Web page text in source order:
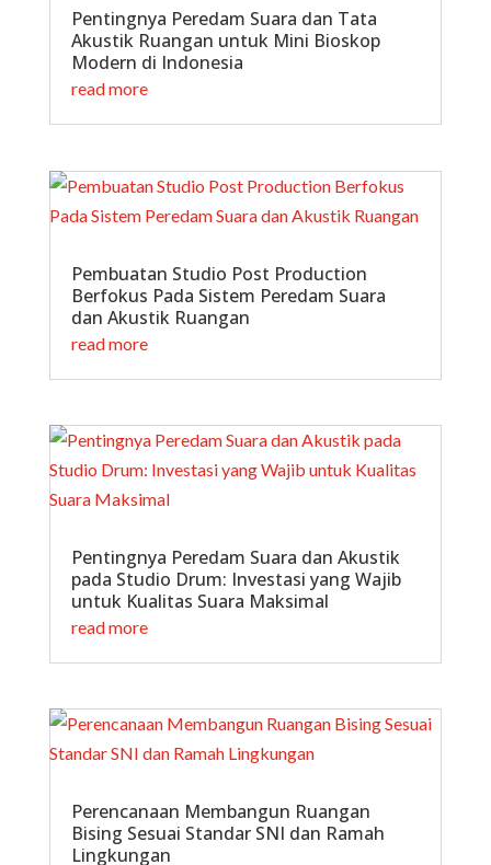
Pentingnya Peredam Suara dan Tata
Akustik Ruangan untuk Mini Bioskop
Modern di Indonesia
read more
Pembuatan Studio Post Production
Berfokus Pada Sistem Peredam Suara
dan Akustik Ruangan
read more
Pentingnya Peredam Suara dan Akustik
pada Studio Drum: Investasi yang Wajib
untuk Kualitas Suara Maksimal
read more
Perencanaan Membangun Ruangan
Bising Sesuai Standar SNI dan Ramah
Lingkungan